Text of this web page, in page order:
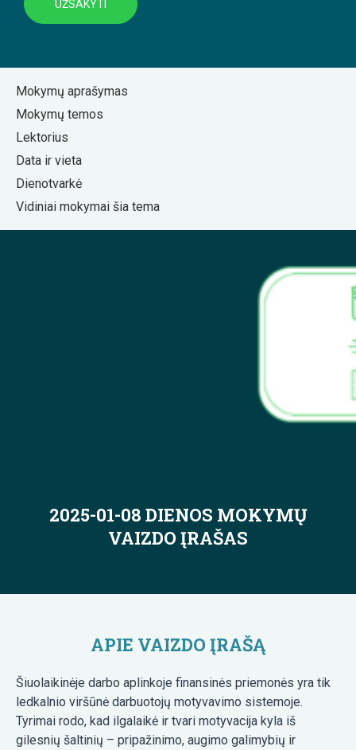
UŽSAKYTI
Mokymų aprašymas
Mokymų temos
Lektorius
Data ir vieta
Dienotvarkė
Vidiniai mokymai šia tema
2025-01-08 DIENOS MOKYMŲ
VAIZDO ĮRAŠAS
APIE VAIZDO ĮRAŠĄ
Šiuolaikinėje darbo aplinkoje finansinės priemonės yra tik
ledkalnio viršūnė darbuotojų motyvavimo sistemoje.
Tyrimai rodo, kad ilgalaikė ir tvari motyvacija kyla iš
gilesnių šaltinių – pripažinimo, augimo galimybių ir